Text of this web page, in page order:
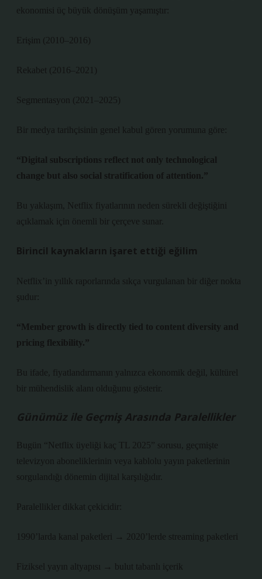
ekonomisi üç büyük dönüşüm yaşamıştır:
Erişim (2010–2016)
Rekabet (2016–2021)
Segmentasyon (2021–2025)
Bir medya tarihçisinin genel kabul gören yorumuna göre:
“Digital subscriptions reflect not only technological
change but also social stratification of attention.”
Bu yaklaşım, Netflix fiyatlarının neden sürekli değiştiğini
açıklamak için önemli bir çerçeve sunar.
Birincil kaynakların işaret ettiği eğilim
Netflix’in yıllık raporlarında sıkça vurgulanan bir diğer nokta
şudur:
“Member growth is directly tied to content diversity and
pricing flexibility.”
Bu ifade, fiyatlandırmanın yalnızca ekonomik değil, kültürel
bir mühendislik alanı olduğunu gösterir.
Günümüz ile Geçmiş Arasında Paralellikler
Bugün “Netflix üyeliği kaç TL 2025” sorusu, geçmişte
televizyon aboneliklerinin veya kablolu yayın paketlerinin
sorgulandığı dönemin dijital karşılığıdır.
Paralellikler dikkat çekicidir:
1990’larda kanal paketleri → 2020’lerde streaming paketleri
Fiziksel yayın altyapısı → bulut tabanlı içerik